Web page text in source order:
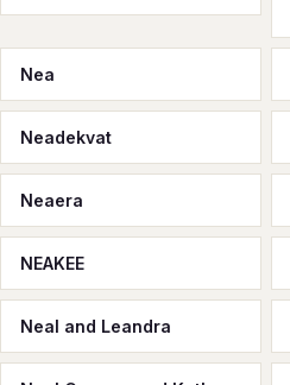
Nea
Neadekvat
Neaera
NEAKEE
Neal and Leandra